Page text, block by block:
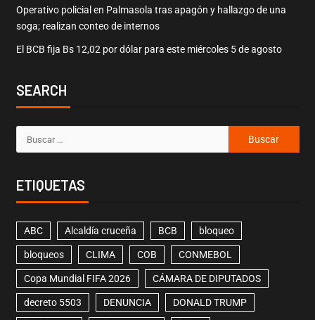
Operativo policial en Palmasola tras apagón y hallazgo de una
soga; realizan conteo de internos
El BCB fija Bs 12,02 por dólar para este miércoles 5 de agosto
SEARCH
ETIQUETAS
ABC Alcaldía cruceña BCB bloqueo
bloqueos CLIMA COB CONMEBOL
Copa Mundial FIFA 2026 CÁMARA DE DIPUTADOS
decreto 5503 DENUNCIA DONALD TRUMP